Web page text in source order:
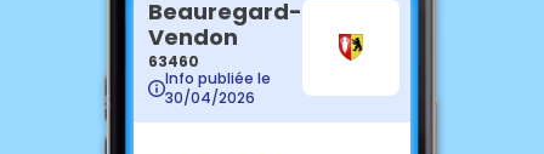
Beauregard-
Vendon
63460
Info publiée le
30/04/2026